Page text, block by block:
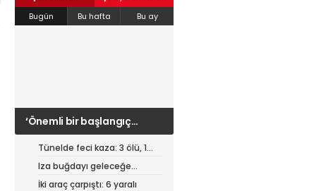
Bugün
Bu hafta Bu ay
‘Önemli bir başlangıç
yaptık’
Tünelde feci kaza: 3 ölü, 1
ağır yaralı
Iza buğdayı geleceğe
taşınıyor
İki araç çarpıştı: 6 yaralı